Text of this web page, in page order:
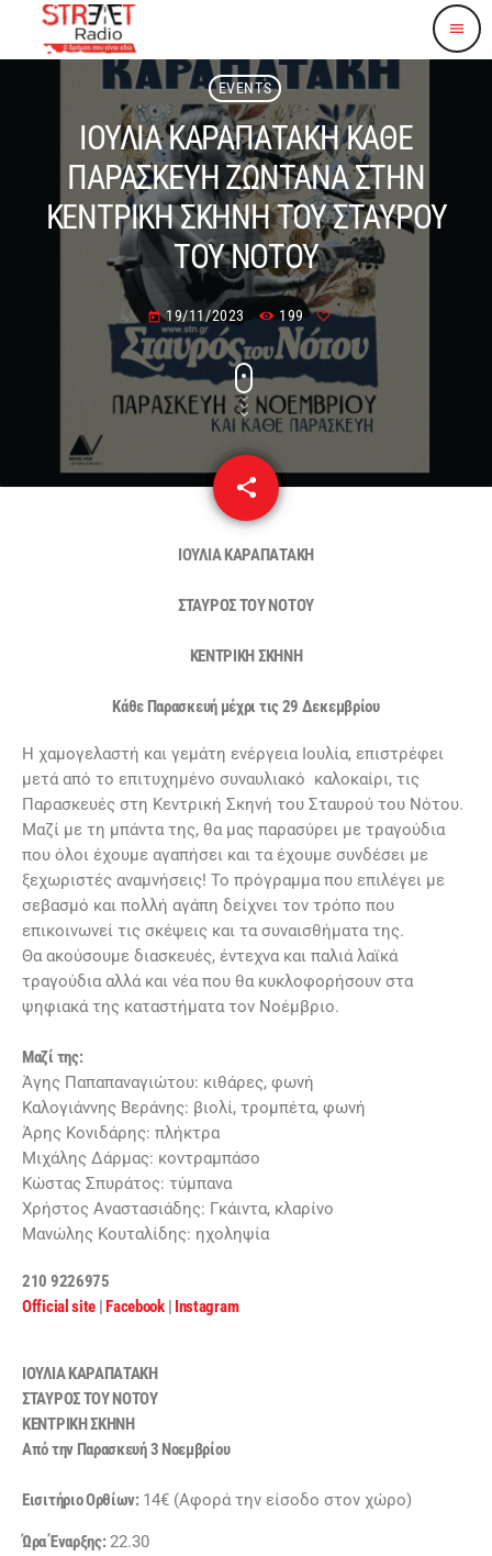
menu
EVENTS
ΙΟΥΛΙΑ ΚΑΡΑΠΑΤΑΚΗ ΚΑΘΕ
ΠΑΡΑΣΚΕΥΗ ΖΩΝΤΑΝΑ ΣΤΗΝ
ΚΕΝΤΡΙΚΗ ΣΚΗΝΗ ΤΟΥ ΣΤΑΥΡΟΥ
ΤΟΥ ΝΟΤΟΥ
today 19/11/2023 199
share
email
ΙΟΥΛΙΑ ΚΑΡΑΠΑΤΑΚΗ
ΣΤΑΥΡΟΣ ΤΟΥ ΝΟΤΟΥ
ΚΕΝΤΡΙΚΗ ΣΚΗΝΗ
Κάθε Παρασκευή μέχρι τις 29 Δεκεμβρίου
Η χαμογελαστή και γεμάτη ενέργεια Ιουλία, επιστρέφει
μετά από το επιτυχημένο συναυλιακό καλοκαίρι, τις
Παρασκευές στη Κεντρική Σκηνή του Σταυρού του Νότου.
Μαζί με τη μπάντα της, θα μας παρασύρει με τραγούδια
που όλοι έχουμε αγαπήσει και τα έχουμε συνδέσει με
ξεχωριστές αναμνήσεις! Το πρόγραμμα που επιλέγει με
σεβασμό και πολλή αγάπη δείχνει τον τρόπο που
επικοινωνεί τις σκέψεις και τα συναισθήματα της.
Θα ακούσουμε διασκευές, έντεχνα και παλιά λαϊκά
τραγούδια αλλά και νέα που θα κυκλοφορήσουν στα
ψηφιακά της καταστήματα τον Νοέμβριο.
Μαζί της:
Άγης Παπαπαναγιώτου: κιθάρες, φωνή
Καλογιάννης Βεράνης: βιολί, τρομπέτα, φωνή
Άρης Κονιδάρης: πλήκτρα
Μιχάλης Δάρμας: κοντραμπάσο
Κώστας Σπυράτος: τύμπανα
Χρήστος Αναστασιάδης: Γκάιντα, κλαρίνο
Μανώλης Κουταλίδης: ηχοληψία
210 9226975
Officialsite Facebook| Instagram
ΙΟΥΛΙΑ ΚΑΡΑΠΑΤΑΚΗ
ΣΤΑΥΡΟΣ ΤΟΥ ΝΟΤΟΥ
ΚΕΝΤΡΙΚΗ ΣΚΗΝΗ
Από την Παρασκευή 3 Νοεμβρίου
Εισιτήριο Ορθίων: 14€ (Αφορά την είσοδο στον χώρο)
Ώρα Έναρξης:22.30